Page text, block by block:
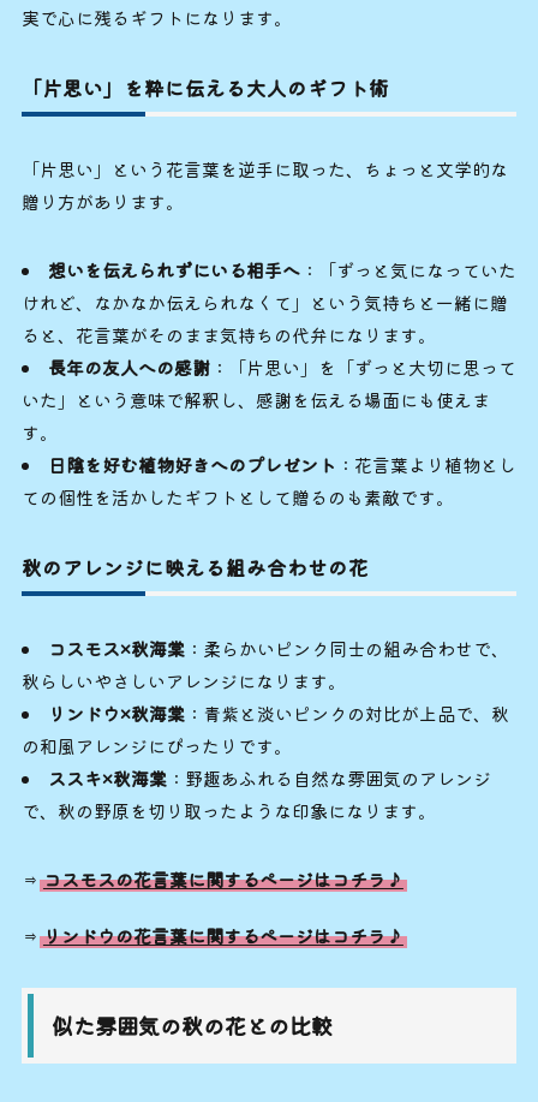
実で心に残るギフトになります。
「片思い」を粋に伝える大人のギフト術
「片思い」という花言葉を逆手に取った、ちょっと文学的な
贈り方があります。
想いを伝えられずにいる相手へ：「ずっと気になっていた
けれど、なかなか伝えられなくて」という気持ちと一緒に贈
ると、花言葉がそのまま気持ちの代弁になります。
長年の友人への感謝：「片思い」を「ずっと大切に思って
いた」という意味で解釈し、感謝を伝える場面にも使えま
す。
日陰を好む植物好きへのプレゼント ：花言葉より植物とし
ての個性を活かしたギフトとして贈るのも素敵です。
秋のアレンジに映える組み合わせの花
コスモス×秋海棠：柔らかいピンク同士の組み合わせで、
秋らしいやさしいアレンジになります。
リンドウ×秋海棠：青紫と淡いピンクの対比が上品で、秋
の和風アレンジにぴったりです。
ススキ×秋海棠：野趣あふれる自然な雰囲気のアレンジ
で、秋の野原を切り取ったような印象になります。
⇒ コスモスの花言葉に関するページはコチラ♪
⇒ リンドウの花言葉に関するページはコチラ♪
似た雰囲気の秋の花との比較